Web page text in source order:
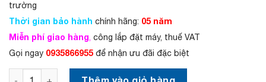
,
8
0
0
l
à
:
8
9
trường
Thời gian bảo hành chính hãng: 05 năm
Miễn phí giao hàng, công lắp đặt máy, thuế VAT
Gọi ngay 0935866955 để nhận ưu đãi đặc biệt
Máy nước nóng năng lượng mặt trời Bình Minh 300 lít -